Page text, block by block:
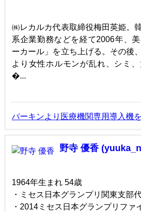
㈱レカルカ代表取締役梅田英姫。
系企業勤務などを経て2006年、
ーカール」を立ち上げる。その後
より女性ホルモンが乱れ、シミ
�...
バーキンより医療機関専用導入機
野寺 優香
1964年生まれ 54歳
・ミセス日本グランプリ関東支部
・2014ミセス日本グランプリファ